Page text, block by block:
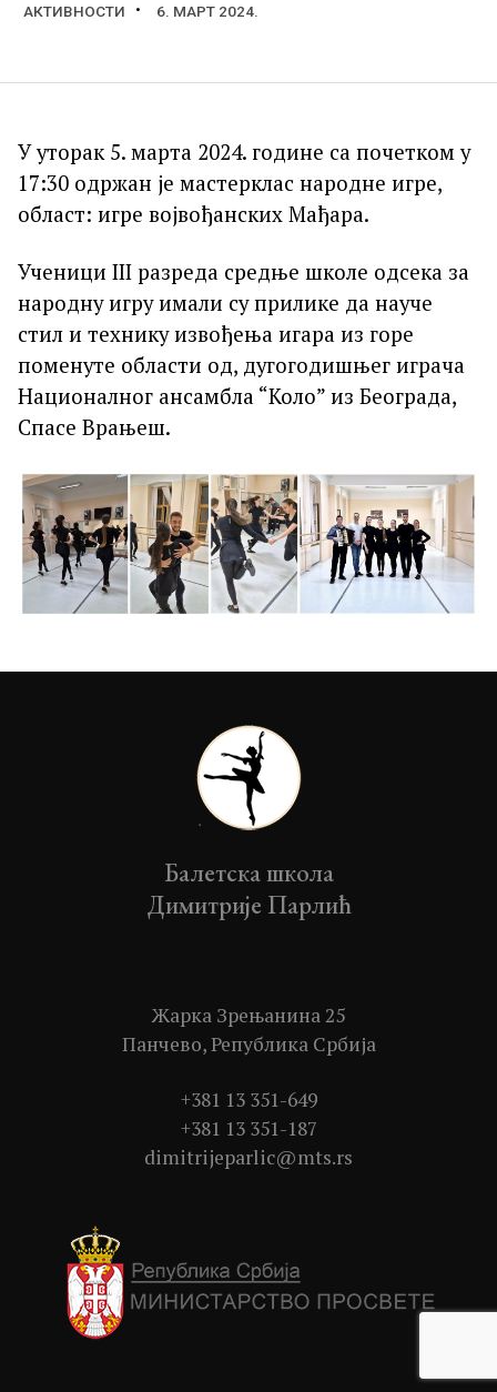
АКТИВНОСТИ 6. МАРТ 2024.
У уторак 5. марта 2024. године са почетком у
17:30 одржан је мастерклас народне игре,
област: игре војвођанских Мађара.
Ученици III разреда средње школе одсека за
народну игру имали су прилике да науче
стил и технику извођења игара из горе
поменуте области од, дугогодишњег играча
Националног ансамбла “Коло” из Београда,
Спасе Врањеш.
Балетска школа
Димитрије Парлић
Жарка Зрењанина 25
Панчево, Република Србија
+381 13 351-649
+381 13 351-187
dimitrijeparlic@mts.rs